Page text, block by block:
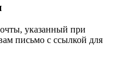
указанный при
письмо с ссылкой для